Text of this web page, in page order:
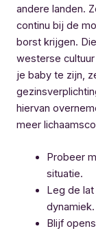
andere landen.
continu bij de
borst krijgen.
westerse
je baby te zijn,
hiervan
meer
Probeer
situatie.
Leg de
dynamiek.
Blijf